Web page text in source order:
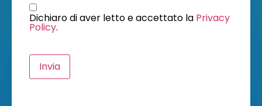
Dichiaro di aver letto e accettato la Privacy
Policy.
Invia